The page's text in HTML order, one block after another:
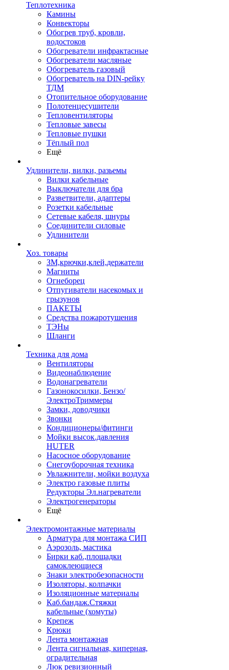
Теплотехника
Камины
Конвекторы
Обогрев труб, кровли,
водостоков
Обогреватели инфрактасные
Обогреватели масляные
Обогреватель газовый
Обогреватель на DIN-рейку
ТДМ
Отопительное оборудование
Полотенцесушители
Тепловентиляторы
Тепловые завесы
Тепловые пушки
Тёплый пол
Ещё
Удлинители, вилки, разьемы
Вилки кабельные
Выключатели для бра
Разветвители, адаптеры
Розетки кабельные
Сетевые кабеля, шнуры
Соединители силовые
Удлинители
Хоз. товары
ЗМ,крючки,клей,держатели
Магниты
Огнеборец
Отпугиватели насекомых и
грызунов
ПАКЕТЫ
Средства пожаротушения
ТЭНы
Шланги
Техника для дома
Вентиляторы
Видеонаблюдение
Водонагреватели
Газонокосилки, Бензо/
ЭлектроТриммеры
Замки, доводчики
Звонки
Кондиционеры/фитинги
Мойки высок.давления
HUTER
Насосное оборудование
Снегоуборочная техника
Увлажнители, мойки воздуха
Электро газовые плиты
Редукторы Эл.нагреватели
Электрогенераторы
Ещё
Электромонтажные материалы
Арматура для монтажа СИП
Аэрозоль, мастика
Бирки каб.,площадки
самоклеющиеся
Знаки электробезопасности
Изоляторы, колпачки
Изоляционные материалы
Каб.бандаж.Стяжки
кабельные (хомуты)
Крепеж
Крюки
Лента монтажная
Лента сигнальная, киперная,
оградительная
Люк ревизионный